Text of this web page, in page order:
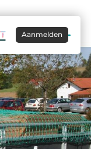
Aanmelden